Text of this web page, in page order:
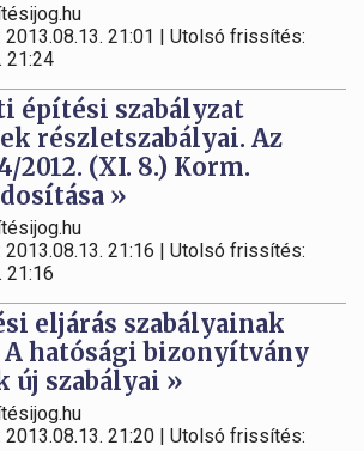
2013.08.13. 21:01 | Utolsó frissítés:
21:24
építési szabályzat
részletszabályai. Az
2012. (XI. 8.) Korm.
»
2013.08.13. 21:16 | Utolsó frissítés:
21:16
eljárás szabályainak
hatósági bizonyítvány
új szabályai »
2013.08.13. 21:20 | Utolsó frissítés: